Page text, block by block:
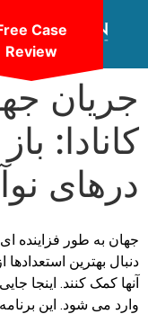
جریان
کانادا:
درهای
جهان به طور فزاینده
دنبال بهترین
آنها کمک کنند. اینجا
وارد می شود. این
Case
Review